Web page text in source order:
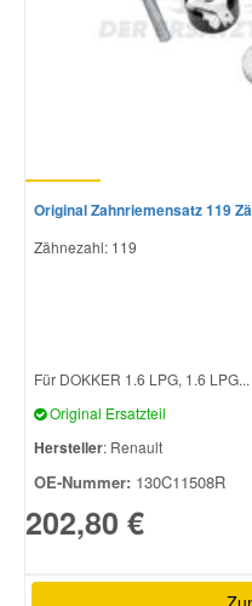
Original Zahnriemensatz 119
Zähnezahl: 119
Für DOKKER 1.6 LPG, 1.6 LPG...
Original Ersatzteil
Hersteller: Renault
OE-Nummer: 130C11508R
202,80 €